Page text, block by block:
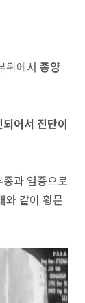
위에서 종양
어서 진단이
과 염증으로
와 같이 횡문